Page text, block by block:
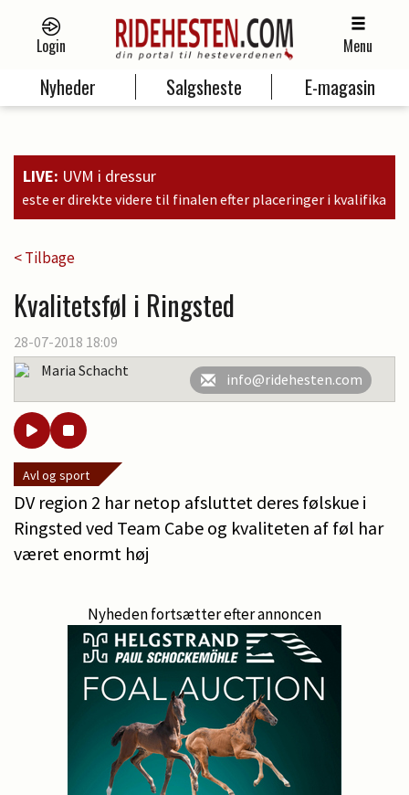
Login Menu
Nyheder Salgsheste E-magasin
LIVE: UVM i dressur
placeringer i kvalifikationen som nr. 6, 9 og 11
< Tilbage
Kvalitetsføl i Ringsted
28-07-2018 18:09
Maria Schacht
info@ridehesten.com
Avl og sport
DV region 2 har netop afsluttet deres følskue i
Ringsted ved Team Cabe og kvaliteten af føl har
været enormt høj
Nyheden fortsætter efter annoncen